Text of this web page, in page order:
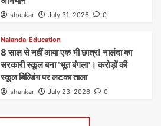
shankar July 31, 2026 0
Nalanda Education
8 साल से नहीं आया एक भी छात्र! नालंदा का
सरकारी स्कूल बना ‘भूत बंगला’। करोड़ों की
स्कूल बिल्डिंग पर लटका ताला
shankar July 23, 2026 0